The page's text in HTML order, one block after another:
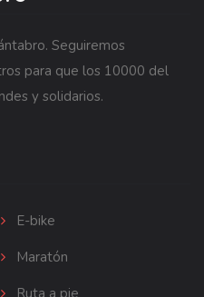
Seguiremos
para que los 10000 del
y solidarios.
E-bike
Maratón